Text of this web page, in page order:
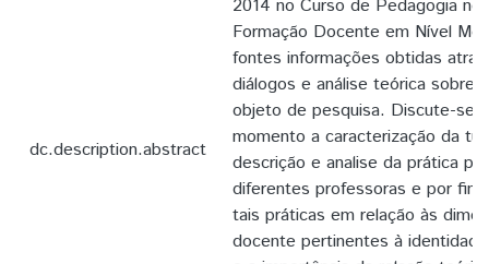
dc.description.abstract
2014 no Curso de Pedagogia
Formação Docente em Nível
fontes informações obtidas
diálogos e análise teórica sobre
objeto de pesquisa. Discute-se
momento a caracterização da
descrição e analise da prática
diferentes professoras e por fim
tais práticas em relação às
docente pertinentes à